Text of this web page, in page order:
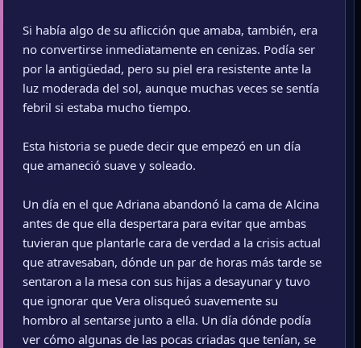
Si había algo de su aflicción que amaba, también, era
no convertirse inmediatamente en cenizas. Podía ser
por la antigüedad, pero su piel era resistente ante la
luz moderada del sol, aunque muchas veces se sentía
febril si estaba mucho tiempo.
Esta historia se puede decir que empezó en un día
que amaneció suave y soleado.
Un día en el que Adriana abandonó la cama de Alcina
antes de que ella despertara para evitar que ambas
tuvieran que plantarle cara de verdad a la crisis actual
que atravesaban, dónde un par de horas más tarde se
sentaron a la mesa con sus hijas a desayunar y tuvo
que ignorar que Vera olisqueó suavemente su
hombro al sentarse junto a ella. Un día dónde podía
ver cómo algunas de las pocas criadas que tenían, se